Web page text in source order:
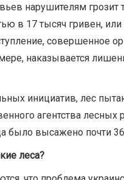
нарушителям грозит
в 17 тысяч гривен,
совершенное
наказывается
инициатив, лес
агентства лесных
было высажено почти
леса?